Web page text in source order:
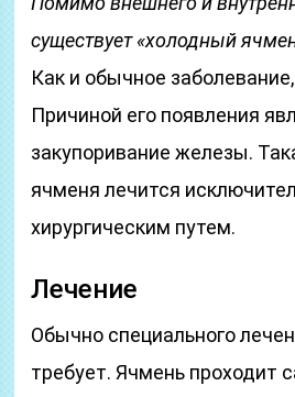
существует «холодный
Как и обычное
Причиной его появления
закупоривание железы.
ячменя лечится
хирургическим путем.
Лечение
Обычно специального
требует. Ячмень проходит